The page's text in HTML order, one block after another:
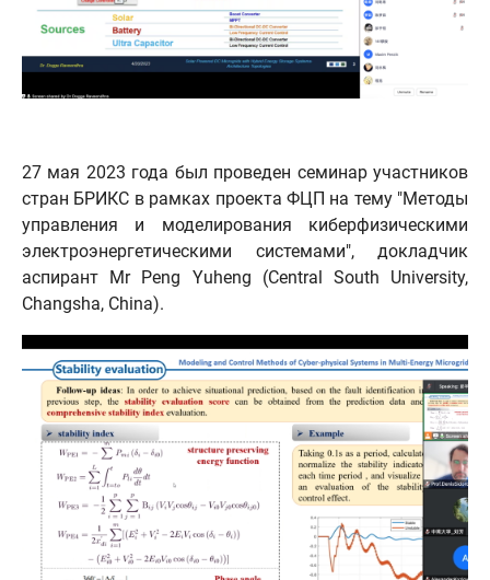
27 мая 2023 года был проведен семинар участников
стран БРИКС в рамках проекта ФЦП на тему "Методы
управления и моделирования киберфизическими
электроэнергетическими системами", докладчик
аспирант Mr Peng Yuheng (Central South University,
Changsha, China).